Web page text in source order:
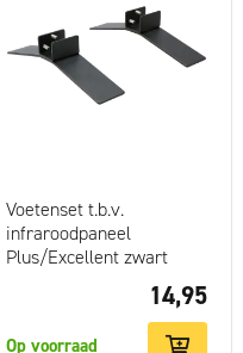
Voetenset t.b.v.
infraroodpaneel
Plus/Excellent zwart
14,95
Op voorraad